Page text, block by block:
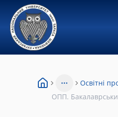
MoreОсвітні
ОПП.